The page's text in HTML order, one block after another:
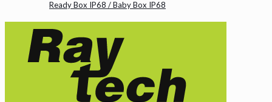
Ready Box IP68 / Baby Box IP68